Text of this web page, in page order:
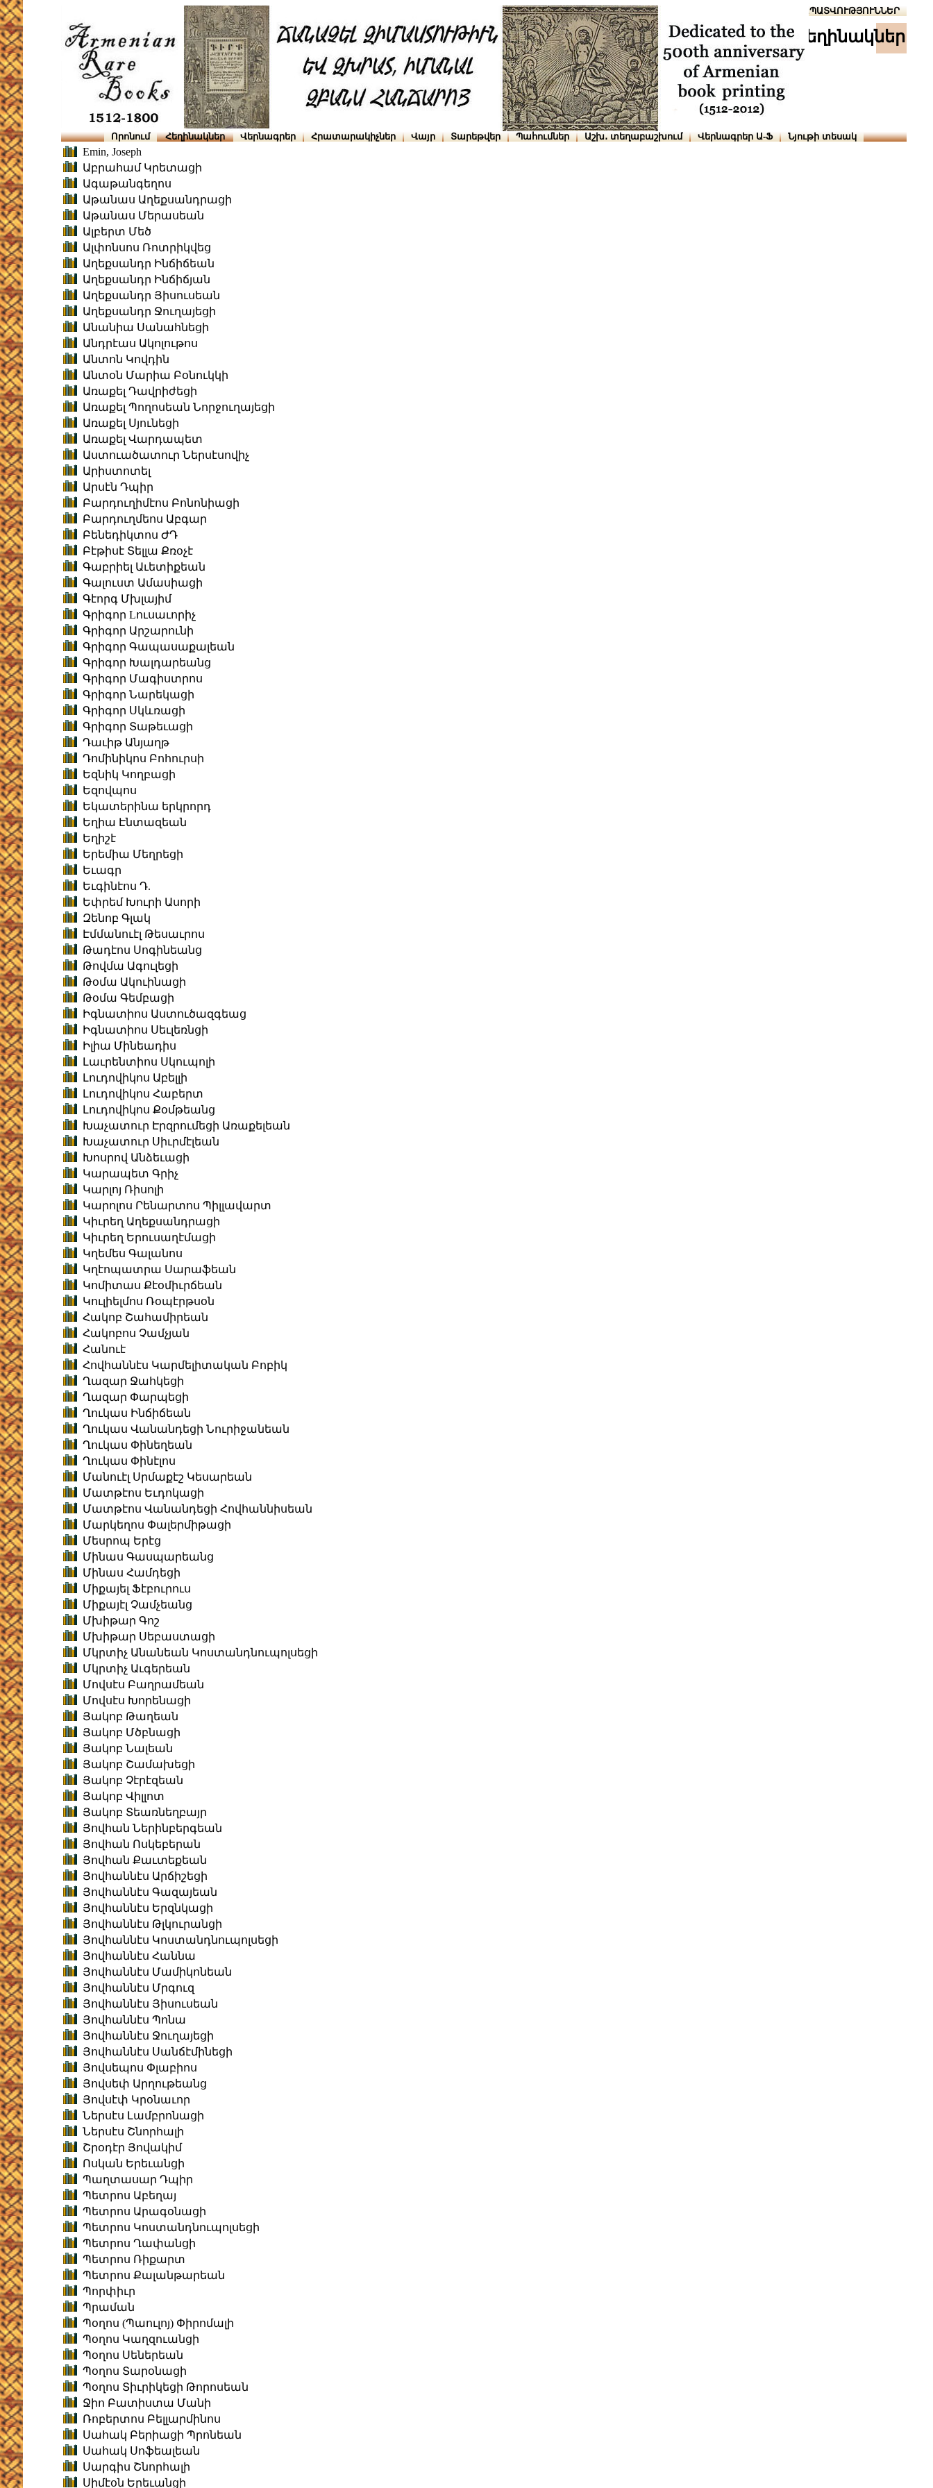
ՆԱԽԱՊԱՏՎՈՒԹՅՈՒՆՆԵՐ
հեղինակներ
Որոնում Հեղինակներ Վերնագրեր Հրատարակիչներ Վայր Տարեթվեր Պահումներ Աշխ․ տեղաբաշխում Վերնագրեր Ա-Ֆ Նյութի տեսակ
Emin, Joseph
Աբրահամ Կրետացի
Ագաթանգեղոս
Աթանաս Աղեքսանդրացի
Աթանաս Մերասեան
Ալբերտ Մեծ
Ալփոնսոս Ռոտրիկվեց
Աղեքսանդր Ինճիճեան
Աղեքսանդր Ինճիճյան
Աղեքսանդր Յիսուսեան
Աղեքսանդր Ջուղայեցի
Անանիա Սանահնեցի
Անդրէաս Ակոլութոս
Անտոն Կովդին
Անտօն Մարիա Բօնուկկի
Առաքել Դավրիժեցի
Առաքել Պողոսեան Նորջուղայեցի
Առաքել Սյունեցի
Առաքել Վարդապետ
Աստուածատուր Ներսէսովիչ
Արիստոտել
Արսէն Դպիր
Բարդուղիմէոս Բոնոնիացի
Բարդուղմեոս Աբգար
Բենեդիկտոս ԺԴ
Բէթիսէ Տելլա Քռօչէ
Գաբրիել Աւետիքեան
Գալուստ Ամասիացի
Գէորգ Մխլայիմ
Գրիգոր Lուսաւորիչ
Գրիգոր Արշարունի
Գրիգոր Գապասաքալեան
Գրիգոր Խալդարեանց
Գրիգոր Մագիստրոս
Գրիգոր Նարեկացի
Գրիգոր Սկևռացի
Գրիգոր Տաթեւացի
Դաւիթ Անյաղթ
Դոմինիկոս Բոհուրսի
Եզնիկ Կողբացի
Եզովպոս
Եկատերինա երկրորդ
Եղիա Էնտազեան
Եղիշէ
Երեմիա Մեղրեցի
Եւագր
Եւգինէոս Դ.
Եփրեմ Խուրի Ասորի
Զենոբ Գլակ
Էմմանուէլ Թեսաւրոս
Թադէոս Սոգինեանց
Թովմա Ագուլեցի
Թօմա Ակուինացի
Թօմա Գեմբացի
Իգնատիոս Աստուծազգեաց
Իգնատիոս Սեւլեռնցի
Իլիա Մինեադիս
Լաւրենտիոս Սկուպոլի
Լուդովիկոս Աբելլի
Լուդովիկոս Հաբերտ
Լուդովիկոս Քօմթեանց
Խաչատուր Էրզրումեցի Առաքելեան
Խաչատուր Սիւրմէլեան
Խոսրով Անձեւացի
Կարապետ Գրիչ
Կարլոյ Ռիսոլի
Կարոլոս Րենարտոս Պիլլավարտ
Կիւրեղ Աղեքսանդրացի
Կիւրեղ Երուսաղէմացի
Կղեմես Գալանոս
Կղէոպատրա Սարաֆեան
Կոմիտաս Քէօմիւրճեան
Կուլիելմոս Ռօպէրթսօն
Հակոբ Շահամիրեան
Հակոբոս Չամչյան
Հանուէ
Հովհաննէս Կարմելիտական Բոբիկ
Ղազար Ջահկեցի
Ղազար Փարպեցի
Ղուկաս Ինճիճեան
Ղուկաս Վանանդեցի Նուրիջանեան
Ղուկաս Փինեղեան
Ղուկաս Փինէլոս
Մանուէլ Սրմաքէշ Կեսարեան
Մատթէոս Եւդոկացի
Մատթէոս Վանանդեցի Հովհաննիսեան
Մարկեղոս Փալերմիթացի
Մեսրոպ Երէց
Մինաս Գասպարեանց
Մինաս Համդեցի
Միքայել Ֆէբուրուս
Միքայէլ Չամչեանց
Մխիթար Գոշ
Մխիթար Սեբաստացի
Մկրտիչ Անանեան Կոստանդնուպոլսեցի
Մկրտիչ Աւգերեան
Մովսէս Բաղրամեան
Մովսէս Խորենացի
Յակոբ Թաղեան
Յակոբ Մծբնացի
Յակոբ Նալեան
Յակոբ Շամախեցի
Յակոբ Չէրէզեան
Յակոբ Վիլլոտ
Յակոբ Տեառնեղբայր
Յովհան Ներինբերգեան
Յովհան Ոսկեբերան
Յովհան Քաւտեքեան
Յովհաննէս Արճիշեցի
Յովհաննէս Գազայեան
Յովհաննէս Երզնկացի
Յովհաննէս Թլկուրանցի
Յովհաննէս Կոստանդնուպոլսեցի
Յովհաննէս Հաննա
Յովհաննէս Մամիկոնեան
Յովհաննէս Մրգուզ
Յովհաննէս Յիսուսեան
Յովհաննէս Պոնա
Յովհաննէս Ջուղայեցի
Յովհաննէս Սանճէմինեցի
Յովսեպոս Փլաբիոս
Յովսեփ Արղութեանց
Յովսէփ Կրօնաւոր
Ներսէս Լամբրոնացի
Ներսէս Շնորհալի
Շրօդէր Յովակիմ
Ոսկան Երեւանցի
Պաղտասար Դպիր
Պետրոս Աբեղայ
Պետրոս Արագօնացի
Պետրոս Կոստանդնուպոլսեցի
Պետրոս Ղափանցի
Պետրոս Ռիքարտ
Պետրոս Քալանթարեան
Պորփիւր
Պրաման
Պօղոս (Պաուլոյ) Փիրոմալի
Պօղոս Կաղզուանցի
Պօղոս Սեներեան
Պօղոս Տարօնացի
Պօղոս Տիւրիկեցի Թորոսեան
Ջիո Բատիստա Մանի
Ռոբերտոս Բելլարմինոս
Սահակ Բերիացի Պրոնեան
Սահակ Սոֆեալեան
Սարգիս Շնորհալի
Սիմէօն Երեւանցի